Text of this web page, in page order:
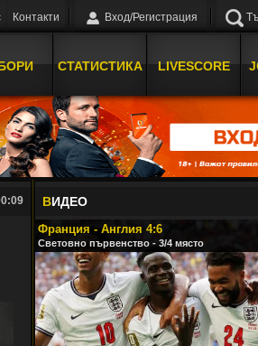
Контакти Вход/Регистрация
СТАТИСТИКА LIVESCORE
ВИДЕО
Франция - Англия 4:6
Световно първенство - 3/4 място